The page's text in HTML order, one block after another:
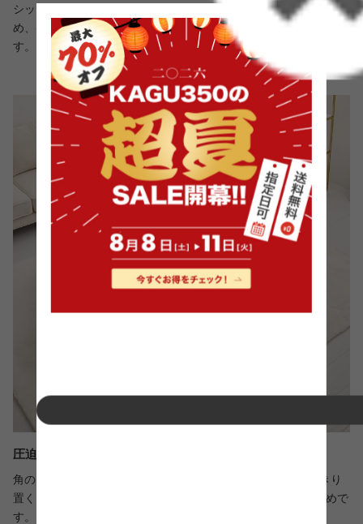
シックハウス症候群の原因となるホルムアルデヒド数が低いた
め、ペットやお子様のいるご家庭でも気軽にお使いいただけま
す。
圧迫感を抑える丸型天板
角のない丸型天板は、お部屋に圧迫感を与えないため、すっきり
置くことができます。ワンルームや1人暮らしの方にもおすすめで
す。